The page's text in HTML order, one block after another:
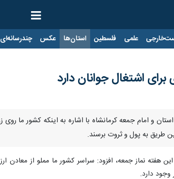
علمی فلسطین استان‌ها عکس چندرسانه‌ای
اشتغال جوانان دارد